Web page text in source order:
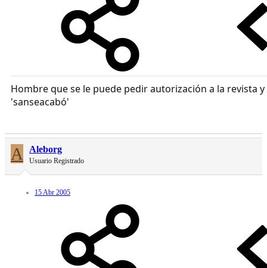
Hombre que se le puede pedir autorización a la revista y
'sanseacabó'
A Aleborg
Usuario Registrado
15 Abr 2005